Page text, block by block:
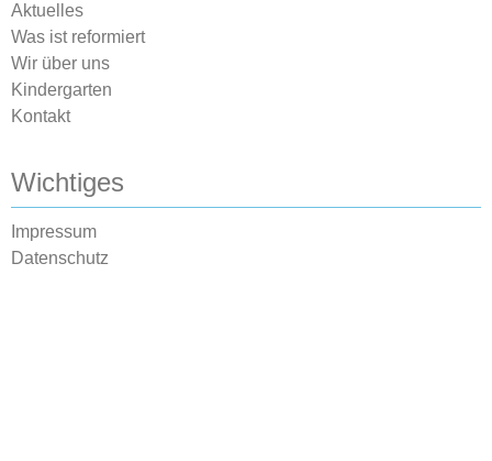
Aktuelles
Was ist reformiert
Wir über uns
Kindergarten
Kontakt
Wichtiges
Impressum
Datenschutz